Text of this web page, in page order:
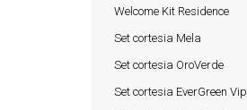
Welcome Kit Residence
Set cortesia Mela
Set cortesia OroVerde
Set cortesia EverGreen Vip